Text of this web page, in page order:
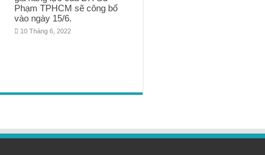
Phạm TPHCM sẽ công bố
vào ngày 15/6.
10 Tháng 6, 2022